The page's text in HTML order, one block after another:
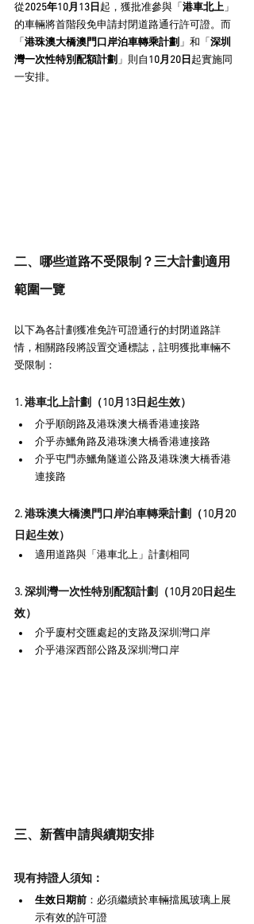
從​​2025年10月13日​​起，獲批准參與「​ ​港車北上​​」
的車輛將首階段免申請封閉道路通行許可證。而
「​ ​港珠澳大橋澳門口岸泊車轉乘計劃​​」和「​ ​深圳
灣一次性特別配額計劃​​」則自​​10月20日​​起實施同
一安排。
二、哪些道路不受限制？三大計劃適用
範圍一覽
以下為各計劃獲准免許可證通行的封閉道路詳
情，相關路段將設置交通標誌，註明獲批車輛不
受限制：
1. 港車北上計劃（10月13日起生效）
介乎順朗路及港珠澳大橋香港連接路
介乎赤鱲角路及港珠澳大橋香港連接路
介乎屯門赤鱲角隧道公路及港珠澳大橋香港
連接路
2. 港珠澳大橋澳門口岸泊車轉乘計劃（10月20
日起生效）
適用道路與「港車北上」計劃相同
3. 深圳灣一次性特別配額計劃（10月20日起生
效）
介乎廈村交匯處起的支路及深圳灣口岸
介乎港深西部公路及深圳灣口岸
三、新舊申請與續期安排
現有持證人須知：
​生效日期前​ ​：必須繼續於車輛擋風玻璃上展
示有效的許可證